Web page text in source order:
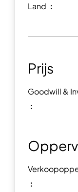
Land ︰
Prijs
Goodwill &
︰
︰